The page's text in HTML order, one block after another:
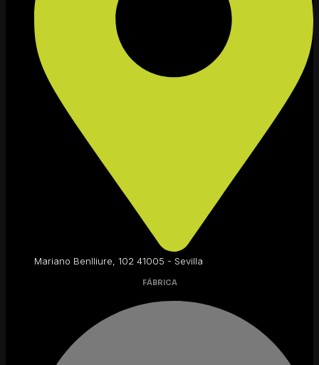
Mariano Benlliure, 102 41005 - Sevilla
FÁBRICA